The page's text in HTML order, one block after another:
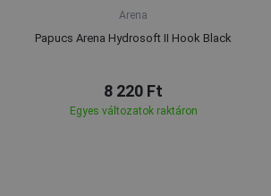
Arena
Papucs Arena Hydrosoft II Hook Black
8 220 Ft
Egyes változatok raktáron